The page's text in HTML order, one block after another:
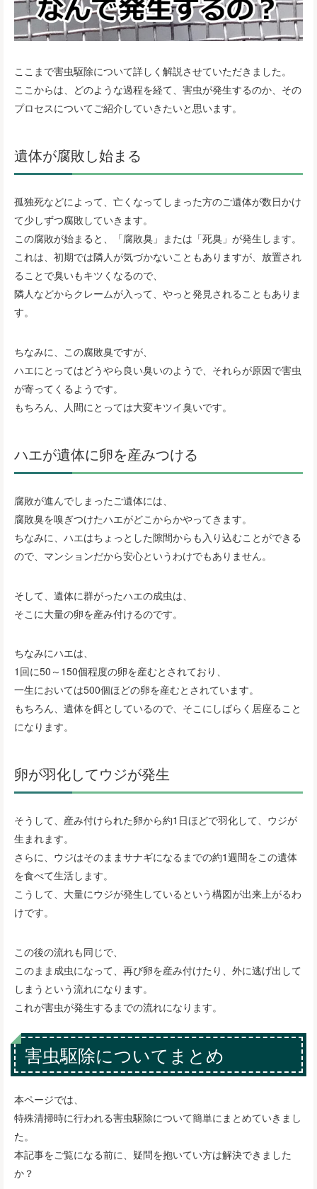
ここまで害虫駆除について詳しく解説させていただきました。
ここからは、どのような過程を経て、害虫が発生するのか、その
プロセスについてご紹介していきたいと思います。
遺体が腐敗し始まる
孤独死などによって、亡くなってしまった方のご遺体が数日かけ
て少しずつ腐敗していきます。
この腐敗が始まると、「腐敗臭」または「死臭」が発生します。
これは、初期では隣人が気づかないこともありますが、放置され
ることで臭いもキツくなるので、
隣人などからクレームが入って、やっと発見されることもありま
す。
ちなみに、この腐敗臭ですが、
ハエにとってはどうやら良い臭いのようで、それらが原因で害虫
が寄ってくるようです。
もちろん、人間にとっては大変キツイ臭いです。
ハエが遺体に卵を産みつける
腐敗が進んでしまったご遺体には、
腐敗臭を嗅ぎつけたハエがどこからかやってきます。
ちなみに、ハエはちょっとした隙間からも入り込むことができる
ので、マンションだから安心というわけでもありません。
そして、遺体に群がったハエの成虫は、
そこに大量の卵を産み付けるのです。
ちなみにハエは、
1回に50～150個程度の卵を産むとされており、
一生においては500個ほどの卵を産むとされています。
もちろん、遺体を餌としているので、そこにしばらく居座ること
になります。
卵が羽化してウジが発生
そうして、産み付けられた卵から約1日ほどで羽化して、ウジが
生まれます。
さらに、ウジはそのままサナギになるまでの約1週間をこの遺体
を食べて生活します。
こうして、大量にウジが発生しているという構図が出来上がるわ
けです。
この後の流れも同じで、
このまま成虫になって、再び卵を産み付けたり、外に逃げ出して
しまうという流れになります。
これが害虫が発生するまでの流れになります。
害虫駆除についてまとめ
本ページでは、
特殊清掃時に行われる害虫駆除について簡単にまとめていきまし
た。
本記事をご覧になる前に、疑問を抱いてい方は解決できました
か？